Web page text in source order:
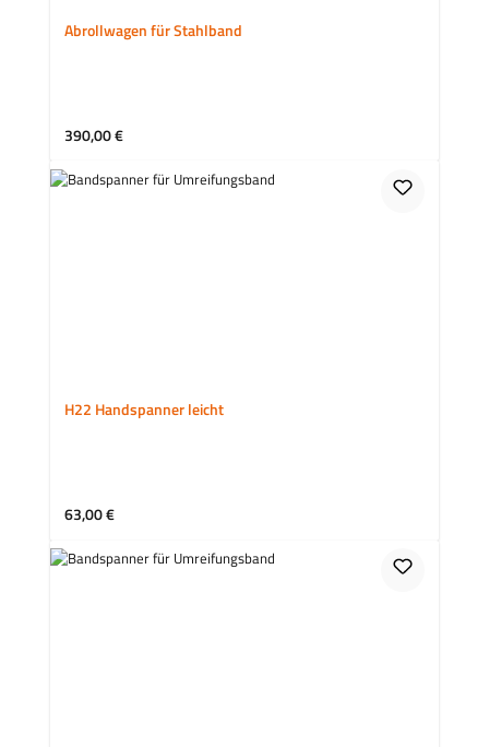
Abrollwagen für Stahlband
Regulärer Preis:
390,00 €
H22 Handspanner leicht
Regulärer Preis:
63,00 €